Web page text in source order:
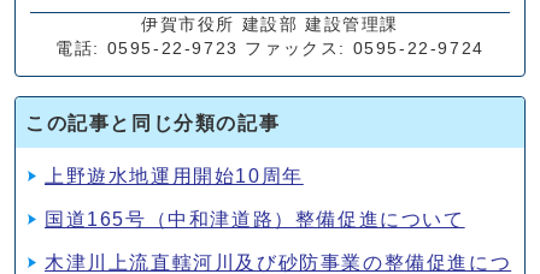
伊賀市役所 建設部 建設管理課
電話: 0595-22-9723 ファックス: 0595-22-9724
この記事と同じ分類の記事
上野遊水地運用開始10周年
国道165号（中和津道路）整備促進について
木津川上流直轄河川及び砂防事業の整備促進につ